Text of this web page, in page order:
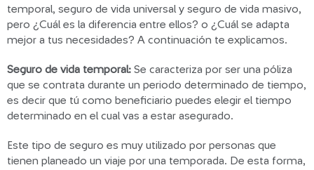
temporal, seguro de vida universal y seguro de vida masivo,
pero ¿Cuál es la diferencia entre ellos? o ¿Cuál se adapta
mejor a tus necesidades? A continuación te explicamos.
Seguro de vida temporal: Se caracteriza por ser una póliza
que se contrata durante un periodo determinado de tiempo,
es decir que tú como beneficiario puedes elegir el tiempo
determinado en el cual vas a estar asegurado.
Este tipo de seguro es muy utilizado por personas que
tienen planeado un viaje por una temporada. De esta forma,